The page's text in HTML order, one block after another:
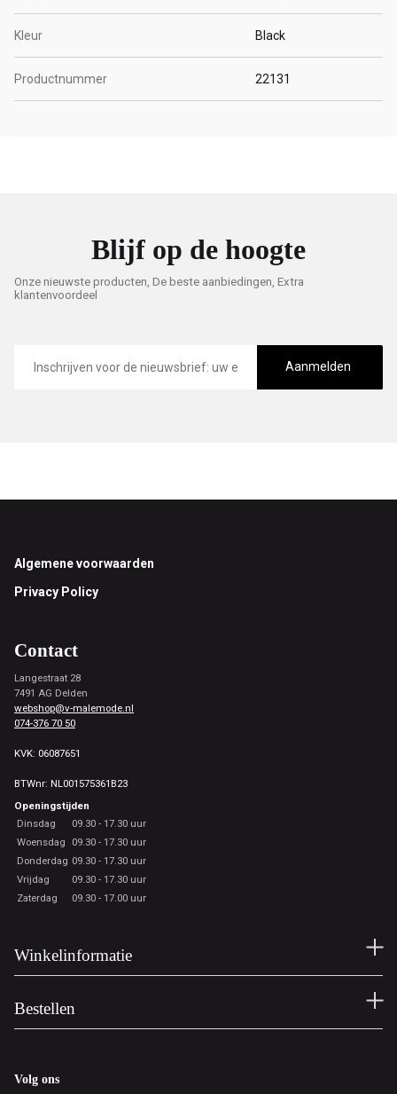
Kleur Black
Productnummer 22131
Blijf op de hoogte
Onze nieuwste producten, De beste aanbiedingen, Extra
klantenvoordeel
mailadres
Aanmelden
Footer
Algemene voorwaarden
Privacy Policy
Contact
Langestraat 28
7491 AG Delden
webshop@v-malemode.nl
074-376 70 50
KVK: 06087651
BTWnr: NL001575361B23
Openingstijden
Dinsdag
09.30 - 17.30 uur
Woensdag
09.30 - 17.30 uur
Donderdag 09.30 - 17.30 uur
Vrijdag
09.30 - 17.30 uur
Zaterdag
09.30 - 17.00 uur
Winkelinformatie
Bestellen
Volg ons